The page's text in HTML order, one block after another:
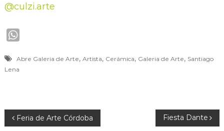
@culzi.arte
a
p
p
Abre Galeria de Arte, Artista, Cerámica, Galeria de Arte, Santiago
Lena
N Feria de Arte Córdoba Fiesta Dante